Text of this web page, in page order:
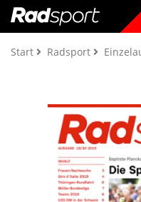
Start Radsport